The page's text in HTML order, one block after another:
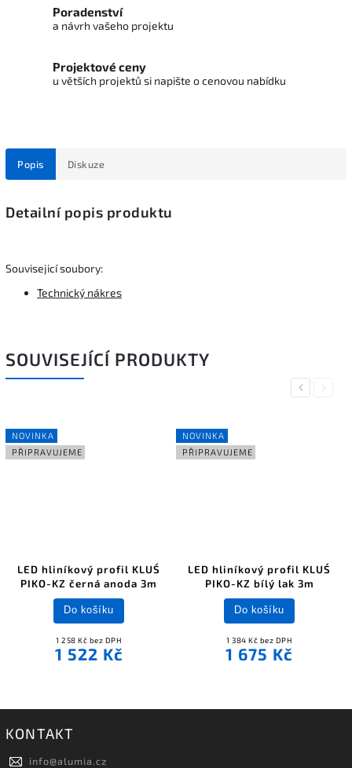
Poradenství
a návrh vašeho projektu
Projektové ceny
u větších projektů si napište o cenovou nabídku
Popis Diskuze
Detailní popis produktu
Souvisejicí soubory:
Technický nákres
SOUVISEJÍCÍ PRODUKTY
Previous
NOVINKA
PŘIPRAVUJEME
LED hliníkový profil KLUŚ
PIKO-KZ černá anoda 3m
1 258 Kč bez DPH
1 522 Kč
Do košíku
NOVINKA
PŘIPRAVUJEME
LED hliníkový profil KLUŚ
PIKO-KZ bílý lak 3m
1 384 Kč bez DPH
1 675 Kč
Do košíku
Next
KONTAKT
info@alumia.cz